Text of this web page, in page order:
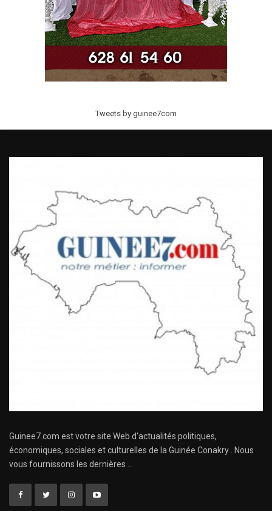
Tweets by guinee7com
Guinee7.com est votre site Web d'actualités politiques,
économiques, sociales et culturelles de la Guinée Conakry . Nous
vous fournissons les dernières ...